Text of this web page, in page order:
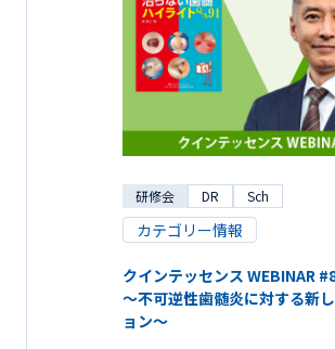
研修会 DR Sch
カテゴリー情報
クインテッセンス WEBINAR
～不可逆性歯髄炎に対する新
ョン～